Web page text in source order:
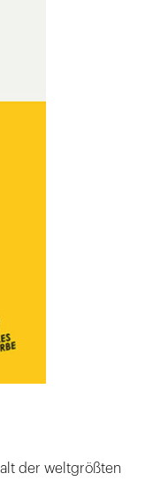
der weltgrößten